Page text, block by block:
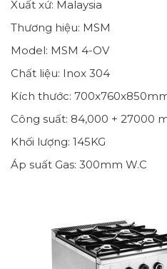
Xuất xứ: Malaysia
Thương hiệu: MSM
Model: MSM 4-OV
Chất liệu: Inox 304
Kích thước:
Công suất: 84,000 + 27000
Khối lượng: 145KG
Áp suất Gas: 300mm W.C